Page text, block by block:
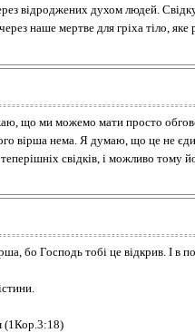
відроджених духом людей.
наше мертве для гріха тіло,
що ми можемо мати просто
вірша нема. Я думаю, що це не
свідків, і можливо тому
Господь тобі це відкрив. І в
(1Кор.3:18)